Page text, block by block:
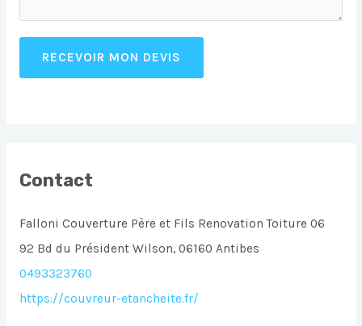
RECEVOIR MON DEVIS
Contact
Falloni Couverture Père et Fils Renovation Toiture 06
92 Bd du Président Wilson, 06160 Antibes
0493323760
https://couvreur-etancheite.fr/